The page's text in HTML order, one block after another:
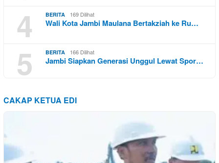
4 BERITA 169 Dilihat
Wali Kota Jambi Maulana Bertakziah ke Ru…
5 BERITA 166 Dilihat
Jambi Siapkan Generasi Unggul Lewat Spor…
CAKAP KETUA EDI